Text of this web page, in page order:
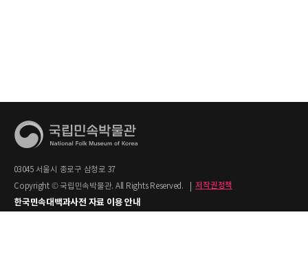
03045 서울시 종로구 삼청로 37
Copyright © 국립민속박물관. All Rights Reserved.
저작권정책
한국민속대백과사전 자료 이용 안내